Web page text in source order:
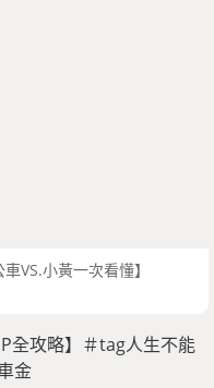
VS.小黃一次看懂】